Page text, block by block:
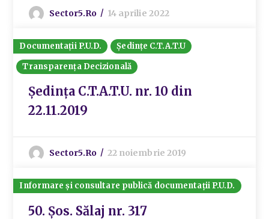
Sector5.ro 14 aprilie 2022
Documentații P.U.D.
Ședințe C.T.A.T.U
Transparența Decizională
Ședința C.T.A.T.U. nr. 10 din
22.11.2019
Sector5.ro 22 noiembrie 2019
Informare și consultare publică documentații P.U.D.
50. Șos. Sălaj nr. 317